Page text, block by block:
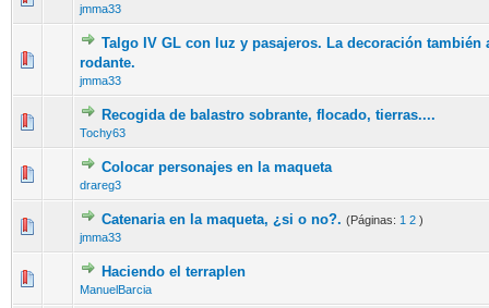
jmma33
Talgo IV GL con luz y pasajeros. La decoración también
rodante.
jmma33
Recogida de balastro sobrante, flocado, tierras....
Tochy63
Colocar personajes en la maqueta
drareg3
Catenaria en la maqueta, ¿si o no?. (Páginas: 1 2 )
jmma33
Haciendo el terraplen
ManuelBarcia